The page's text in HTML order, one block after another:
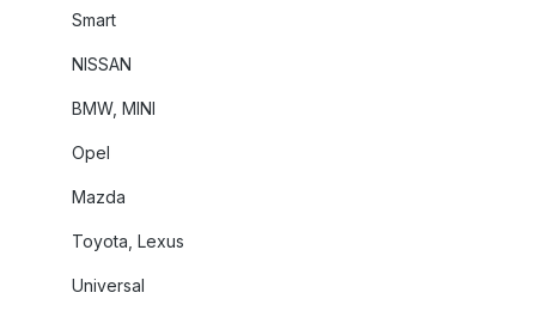
Smart
NISSAN
BMW, MINI
Opel
Mazda
Toyota, Lexus
Universal